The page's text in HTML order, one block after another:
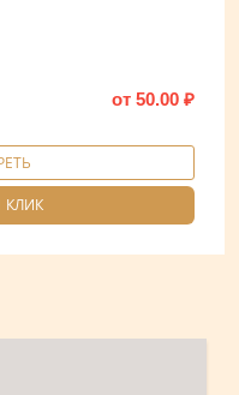
от 50.00 ₽
КЛИК